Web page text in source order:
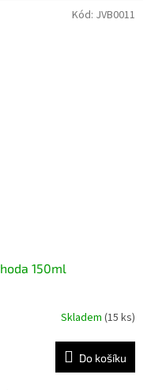
150ml
Skladem (15 ks)
Do košíku
Kód: JVB0011